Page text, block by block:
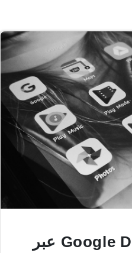
إرسال ملفات Google Drive عبر